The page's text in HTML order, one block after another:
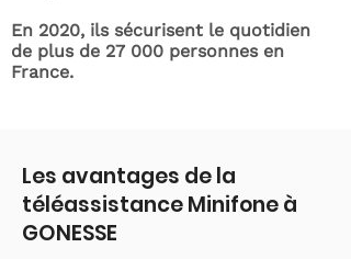
En 2020, ils sécurisent le quotidien
de plus de 27 000 personnes en
France.
Les avantages de la
téléassistance Minifone à
GONESSE